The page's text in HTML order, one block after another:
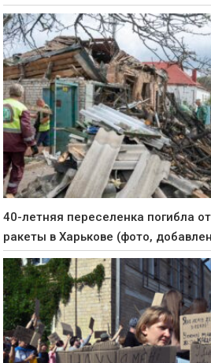
40-летняя переселенка погибла
ракеты в Харькове (фото,